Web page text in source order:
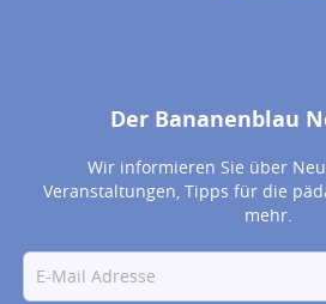
Der Bananenblau
Wir informieren Sie über
Veranstaltungen, Tipps für die
mehr.